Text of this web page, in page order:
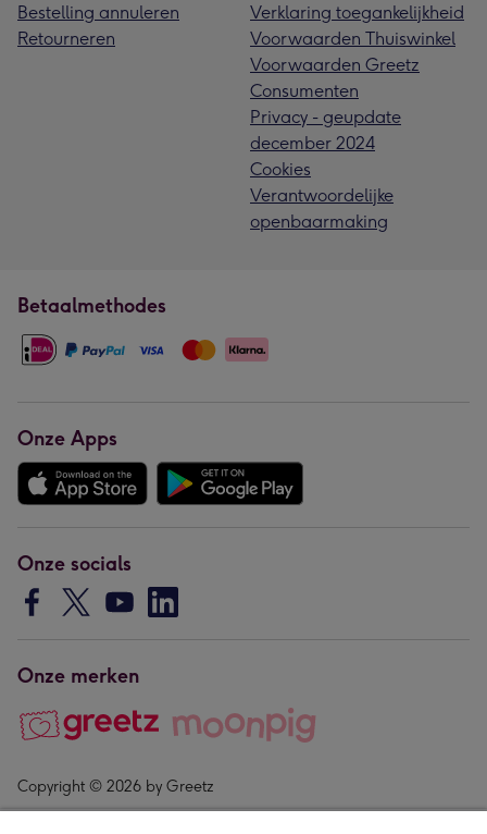
Bestelling annuleren
Retourneren
Verklaring toegankelijkheid
Voorwaarden Thuiswinkel
Voorwaarden Greetz
Consumenten
Privacy - geupdate
december 2024
Cookies
Verantwoordelijke
openbaarmaking
Betaalmethodes
Onze Apps
Onze socials
Onze merken
Copyright © 2026 by Greetz